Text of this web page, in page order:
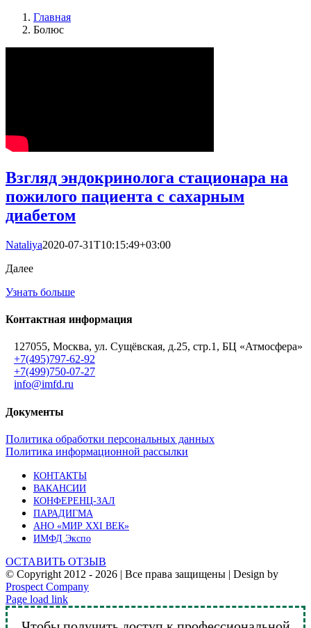
Главная
Болюс
Взгляд эндокринолога стационара на
пожилого пациента с сахарным
диабетом
Nataliya2020-07-31T10:15:49+03:00
Далее
Узнать больше
Контактная информация
127055, Москва, ул. Сущёвская, д.25, стр.1, БЦ «Атмосфера»
+7(495)797-62-92
+7(499)750-07-27
info@imfd.ru
Документы
Политика обработки персональных данных
Политика информационной рассылки
КОНТАКТЫ
ВАКАНСИИ
КОНФЕРЕНЦ-ЗАЛ
ПАРАДИГМА
АНО «МИР XXI ВЕК»
ИМФД Экспо
ОСТАВИТЬ ОТЗЫВ
© Copyright 2012 - 2026 | Все права защищены | Design by
Prospect Company
Vk
Telegram
YouTube
Email
Page load link